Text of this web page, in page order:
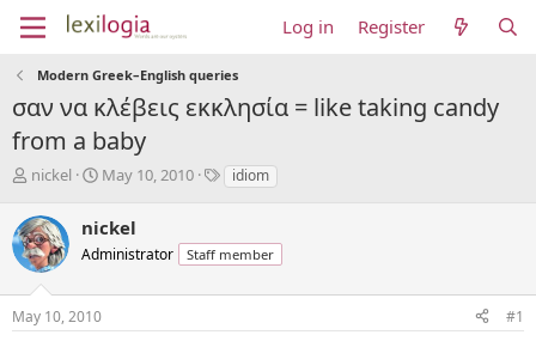
Log in Register
Modern Greek–English queries
σαν να κλέβεις εκκλησία = like taking candy
from a baby
T
r
e
a
s
t
nickel
S
r
t
a
t
May 10, 2010
T
s
idiom
nickel
Administrator Staff member
May 10, 2010 #1